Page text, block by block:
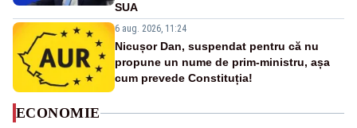
SUA
6 aug. 2026, 11:24
Nicușor Dan, suspendat pentru că nu
propune un nume de prim-ministru, așa
cum prevede Constituția!
ECONOMIE